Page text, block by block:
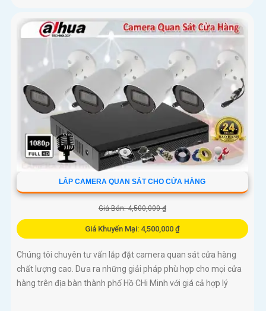
LẮP CAMERA QUAN SÁT CHO CỬA HÀNG
Giá Bán: 4,500,000 ₫
Giá Khuyến Mại: 4,500,000 ₫
Chúng tôi chuyên tư vấn lắp đặt camera quan sát cửa hàng
chất lượng cao. Dưa ra những giải pháp phù hợp cho mọi cửa
hàng trên địa bàn thành phố Hồ CHi Minh với giá cả hợp lý